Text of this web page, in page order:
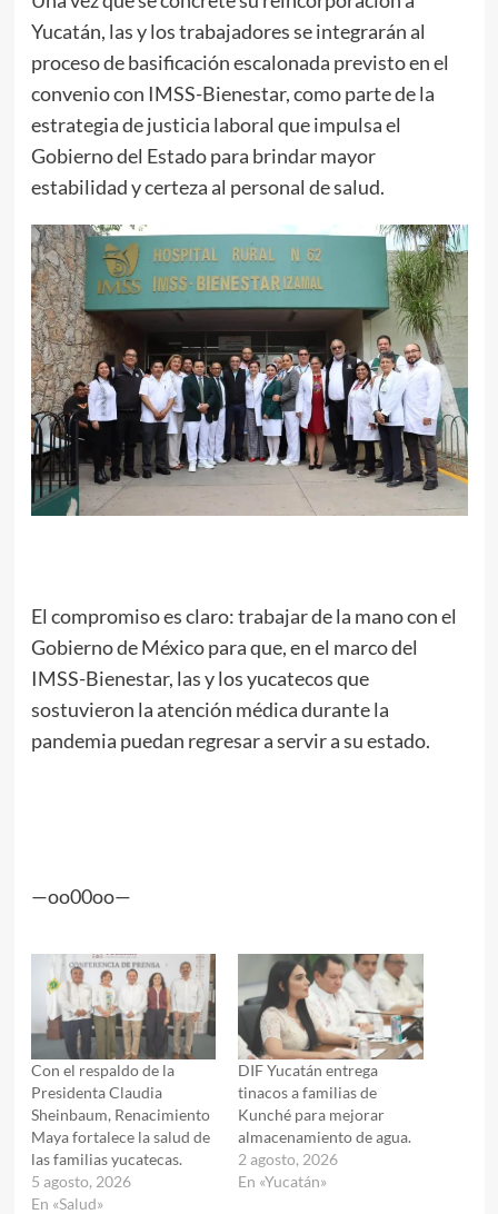
Yucatán, las y los trabajadores se integrarán al
proceso de basificación escalonada previsto en el
convenio con IMSS-Bienestar, como parte de la
estrategia de justicia laboral que impulsa el
Gobierno del Estado para brindar mayor
estabilidad y certeza al personal de salud.
El compromiso es claro: trabajar de la mano con el
Gobierno de México para que, en el marco del
IMSS-Bienestar, las y los yucatecos que
sostuvieron la atención médica durante la
pandemia puedan regresar a servir a su estado.
—oo00oo—
Con el respaldo de la
Presidenta Claudia
Sheinbaum, Renacimiento
Maya fortalece la salud de
las familias yucatecas.
5 agosto, 2026
En «Salud»
DIF Yucatán entrega
tinacos a familias de
Kunché para mejorar
almacenamiento de agua.
2 agosto, 2026
En «Yucatán»